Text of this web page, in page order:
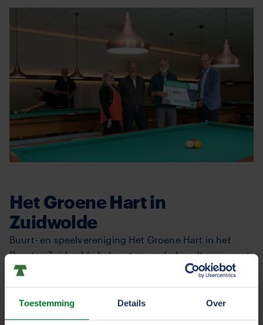
Toestemming Details Over
Het Groene Hart in
Zuidwolde
Buurt- en speelvereniging Het Groene Hart in het
Drentse Zuidwolde beheert en onderhoudt een groot,
groen gebied, centraal gelegen in een woonwijk met
zo’n vierhonderd gezinswoningen. De buurt- en
speelvereniging wil het gebied graag veranderen in